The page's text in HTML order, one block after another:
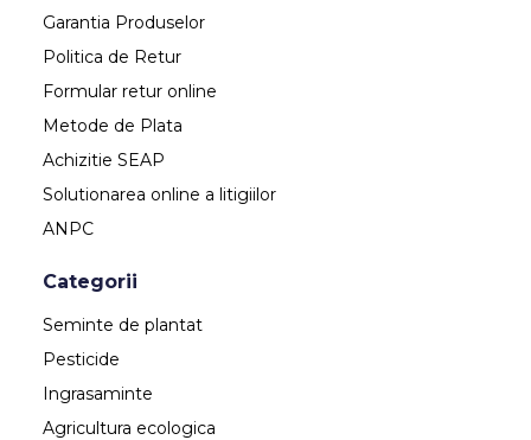
Garantia Produselor
Politica de Retur
Formular retur online
Metode de Plata
Achizitie SEAP
Solutionarea online a litigiilor
ANPC
Categorii
Seminte de plantat
Pesticide
Ingrasaminte
Agricultura ecologica